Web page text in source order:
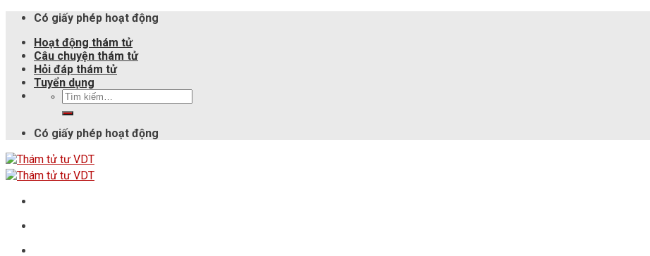
Có giấy phép hoạt động
Hoạt động thám tử
Câu chuyện thám tử
Hỏi đáp thám tử
Tuyển dụng
Có giấy phép hoạt động